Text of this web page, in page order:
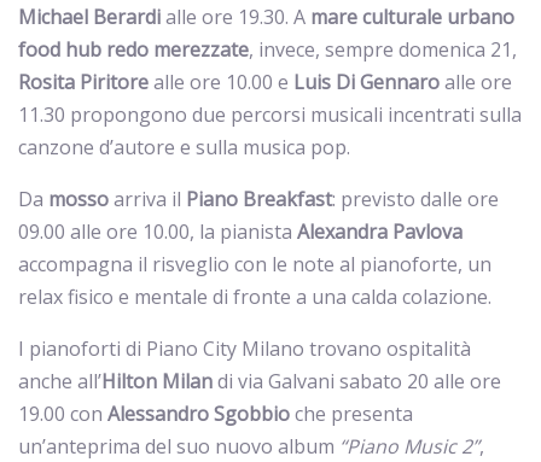
Michael Berardialle ore 19.30. A mare culturale urbano
food hub redo merezzate, invece, sempre domenica 21,
Rosita Piritorealle ore 10.00 e Luis Di Gennaroalle ore
11.30 propongono due percorsi musicali incentrati sulla
canzone d’autore e sulla musica pop.
Da mossoarriva il Piano Breakfast: previsto dalle ore
09.00 alle ore 10.00, la pianista Alexandra Pavlova
accompagna il risveglio con le note al pianoforte, un
relax fisico e mentale di fronte a una calda colazione.
I pianoforti di Piano City Milano trovano ospitalità
anche all’Hilton Milandi via Galvani sabato 20 alle ore
19.00 con AlessandroSgobbioche presenta
un’anteprima del suo nuovo album “Piano Music 2”,